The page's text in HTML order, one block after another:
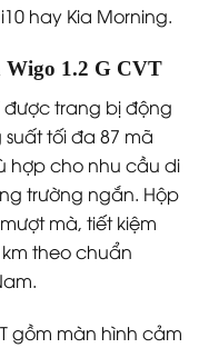
hay Kia Morning.
Wigo 1.2 G CVT
được trang bị động
suất tối đa 87 mã
hợp cho nhu cầu di
trường ngắn. Hộp
mà, tiết kiệm
theo chuẩn
gồm màn hình cảm